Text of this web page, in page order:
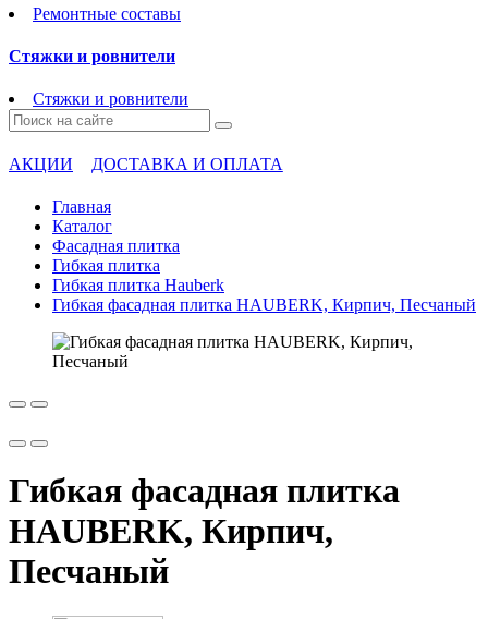
Ремонтные составы
Стяжки и ровнители
Стяжки и ровнители
АКЦИИ ДОСТАВКА И ОПЛАТА
Главная
Каталог
Фасадная плитка
Гибкая плитка
Гибкая плитка Hauberk
Гибкая фасадная плитка HAUBERK, Кирпич, Песчаный
Гибкая фасадная плитка
HAUBERK, Кирпич,
Песчаный